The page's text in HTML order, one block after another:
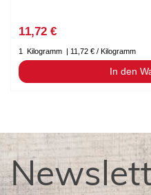
11,72 €
1 Kilogramm | 11,72 € / Kilogramm
In den